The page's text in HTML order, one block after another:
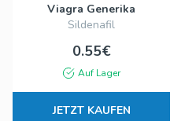
Viagra Generika
Sildenafil
0.55€
Auf Lager
JETZT KAUFEN